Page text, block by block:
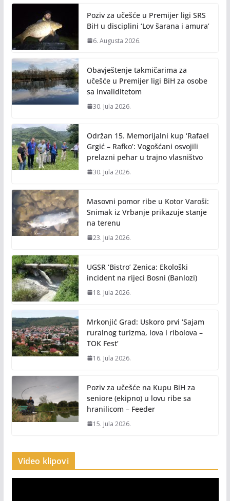
o
k
n
k
Poziv za učešće u Premijer ligi SRS
BiH u disciplini ‘Lov šarana i amura’
6. Augusta 2026.
Obavještenje takmičarima za
učešće u Premijer ligi BiH za osobe
sa invaliditetom
30. Jula 2026.
Održan 15. Memorijalni kup ‘Rafael
Grgić – Rafko’: Vogošćani osvojili
prelazni pehar u trajno vlasništvo
30. Jula 2026.
Masovni pomor ribe u Kotor Varoši:
Snimak iz Vrbanje prikazuje stanje
na terenu
23. Jula 2026.
UGSR ‘Bistro’ Zenica: Ekološki
incident na rijeci Bosni (Banlozi)
18. Jula 2026.
Mrkonjić Grad: Uskoro prvi ‘Sajam
ruralnog turizma, lova i ribolova –
TOK Fest’
16. Jula 2026.
Poziv za učešće na Kupu BiH za
seniore (ekipno) u lovu ribe sa
hranilicom – Feeder
15. Jula 2026.
Video klipovi